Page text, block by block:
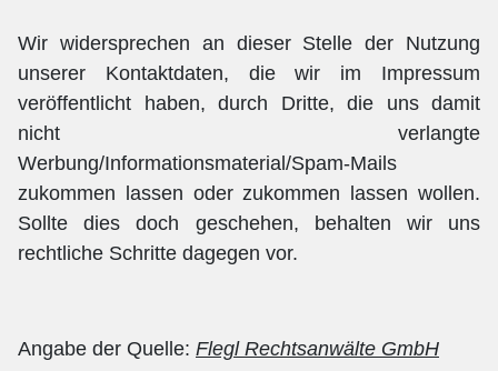
Wir widersprechen an dieser Stelle der Nutzung
unserer Kontaktdaten, die wir im Impressum
veröffentlicht haben, durch Dritte, die uns damit
nicht verlangte
Werbung/Informationsmaterial/Spam-Mails
zukommen lassen oder zukommen lassen wollen.
Sollte dies doch geschehen, behalten wir uns
rechtliche Schritte dagegen vor.
Angabe der Quelle: Flegl Rechtsanwälte GmbH